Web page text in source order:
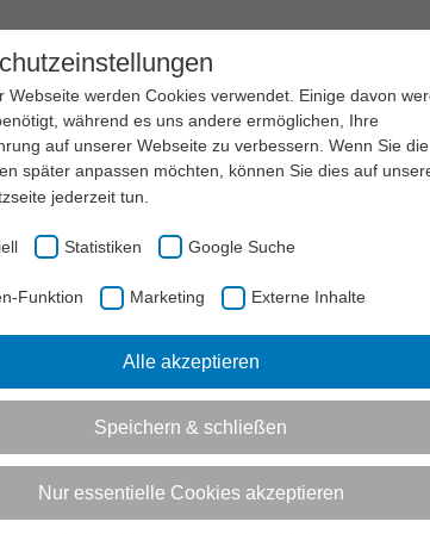
LSB NRW
Webseite werden Cookies verwendet. Einige davon
während es uns andere ermöglichen, Ihre
auf unserer Webseite zu verbessern. Wenn Sie die
später anpassen möchten, können Sie dies auf
jederzeit tun.
Statistiken Google Suche
Funktion Marketing Externe Inhalte
Alle akzeptieren
Speichern & schließen
Nur essentielle Cookies akzeptieren